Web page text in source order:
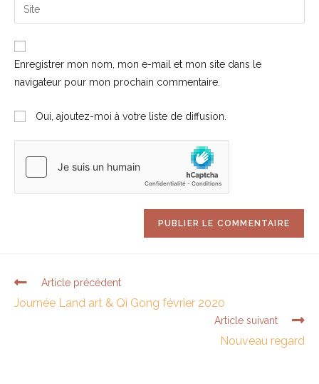
Enregistrer mon nom, mon e-mail et mon site dans le
navigateur pour mon prochain commentaire.
Oui, ajoutez-moi à votre liste de diffusion.
Article précédent
Journée Land art & Qi Gong février 2020
Article suivant
Nouveau regard